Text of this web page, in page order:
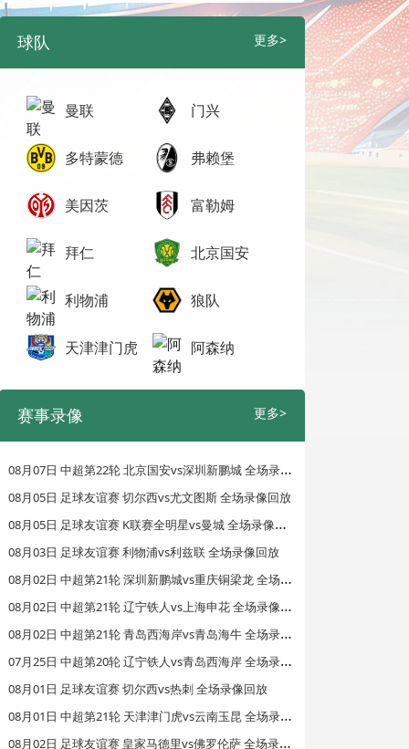
球队 更多>
曼联 门兴
多特蒙德 弗赖堡
美因茨 富勒姆
拜仁 北京国安
利物浦 狼队
天津津门虎 阿森纳
赛事录像 更多>
0
8月07日 中超第22轮 北京国安vs深圳新鹏城 全场录像回放
08月05日 足球友谊赛 切尔西vs尤文图斯 全场录像回放
0
8月05日 足球友谊赛 K联赛全明星vs曼城 全场录像回放
08月03日 足球友谊赛 利物浦vs利兹联 全场录像回放
0
8月02日 中超第21轮 深圳新鹏城vs重庆铜梁龙 全场录像回放
0
8月02日 中超第21轮 辽宁铁人vs上海申花 全场录像回放
0
8月02日 中超第21轮 青岛西海岸vs青岛海牛 全场录像回放
0
7月25日 中超第20轮 辽宁铁人vs青岛西海岸 全场录像回放
08月01日 足球友谊赛 切尔西vs热刺 全场录像回放
0
8月01日 中超第21轮 天津津门虎vs云南玉昆 全场录像回放
0
8月02日 足球友谊赛 皇家马德里vs佛罗伦萨 全场录像回放